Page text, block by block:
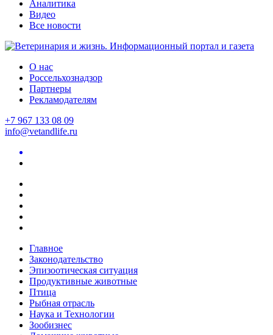
Аналитика
Видео
Все новости
О нас
Россельхознадзор
Партнеры
Рекламодателям
+7 967 133 08 09
info@vetandlife.ru
Главное
Законодательство
Эпизоотическая ситуация
Продуктивные животные
Птица
Рыбная отрасль
Наука и Технологии
Зообизнес